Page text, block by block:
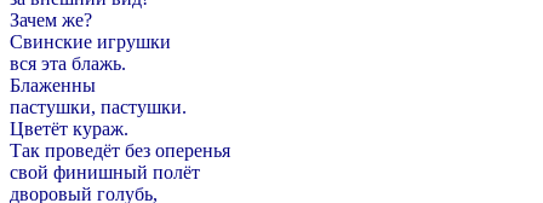
Зачем же?
Свинские игрушки
вся эта блажь.
Блаженны
пастушки, пастушки.
Цветёт кураж.
Так проведёт без оперенья
свой финишный полёт
дворовый голубь,